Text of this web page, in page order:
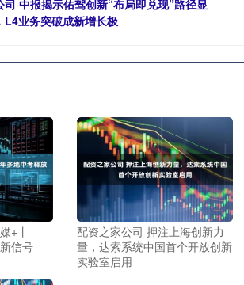
司 中报揭示佑驾创新“布局即兑现”路径显
L4业务突破成新增长极
+丨
信号
配资之家公司 押注上海创新力
量，达索系统中国首个开放创新
实验室启用